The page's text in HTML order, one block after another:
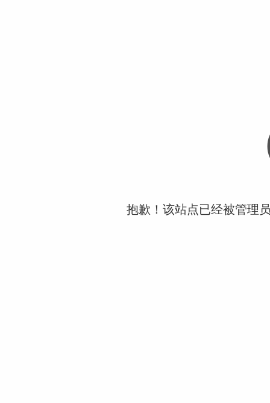
抱歉！该站点已经被管理